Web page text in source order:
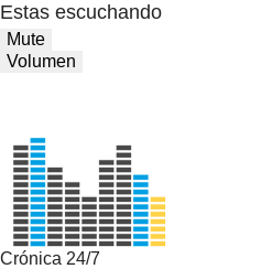
Estas escuchando
Mute
Volumen
Crónica 24/7